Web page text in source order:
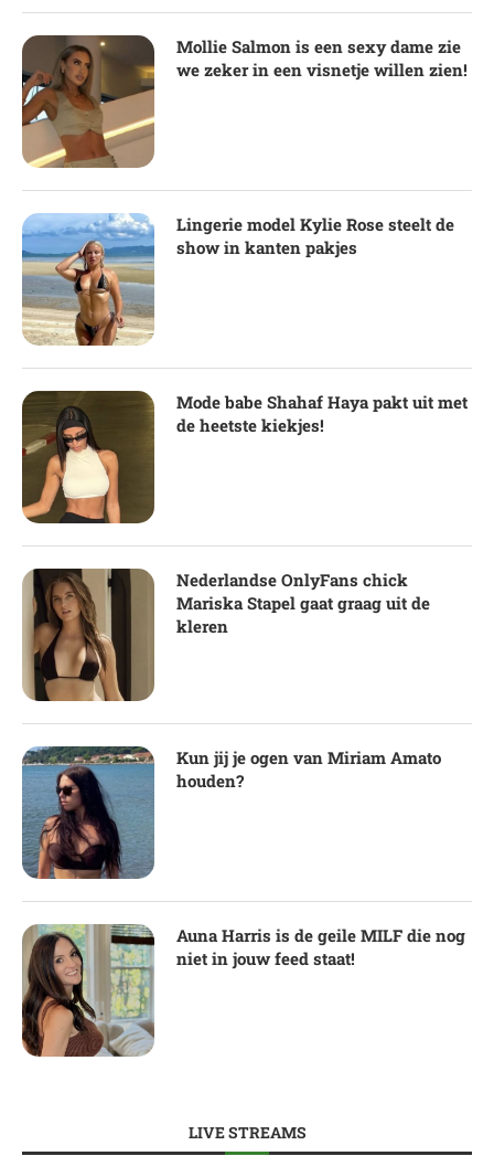
Mollie Salmon is een sexy dame zie
we zeker in een visnetje willen zien!
Lingerie model Kylie Rose steelt de
show in kanten pakjes
Mode babe Shahaf Haya pakt uit met
de heetste kiekjes!
Nederlandse OnlyFans chick
Mariska Stapel gaat graag uit de
kleren
Kun jij je ogen van Miriam Amato
houden?
Auna Harris is de geile MILF die nog
niet in jouw feed staat!
LIVE STREAMS